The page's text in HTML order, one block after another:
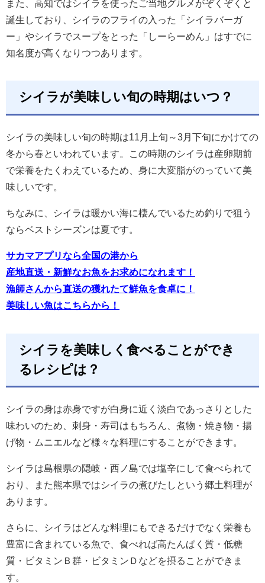
また、高知ではシイラを使ったご当地グルメがぞくぞくと
誕生しており、シイラのフライの入った「シイラバーガ
ー」やシイラでスープをとった「しーらーめん」はすでに
知名度が高くなりつつあります。
シイラが美味しい旬の時期はいつ？
シイラの美味しい旬の時期は11月上旬～3月下旬にかけての
冬から春といわれています。この時期のシイラは産卵期前
で栄養をたくわえているため、身に大変脂がのっていて美
味しいです。
ちなみに、シイラは暖かい海に棲んでいるため釣りで狙う
ならベストシーズンは夏です。
サカマアプリなら全国の港から
産地直送・新鮮なお魚をお求めになれます！
漁師さんから直送の獲れたて鮮魚を食卓に！
美味しい魚はこちらから！
シイラを美味しく食べることができ
るレシピは？
シイラの身は赤身ですが白身に近く淡白であっさりとした
味わいのため、刺身・寿司はもちろん、煮物・焼き物・揚
げ物・ムニエルなど様々な料理にすることができます。
シイラは島根県の隠岐・西ノ島では塩辛にして食べられて
おり、また熊本県ではシイラの煮びたしという郷土料理が
あります。
さらに、シイラはどんな料理にもできるだけでなく栄養も
豊富に含まれている魚で、食べれば高たんぱく質・低糖
質・ビタミンＢ群・ビタミンＤなどを摂ることができま
す。